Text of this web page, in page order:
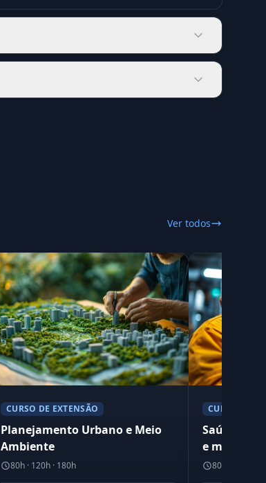
Ver todos
CURSO DE EXTENSÃO
Planejamento Urbano e Meio
Ambiente
80h · 120h · 180h
CURSO DE
Saúde,
e meio
80h · 120h ·